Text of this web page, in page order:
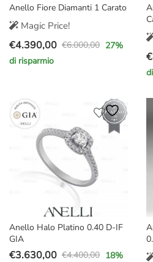
Anello Fiore Diamanti 1 Carato
Magic Price!
€6.000,00
Il
prezzo
era:
€6.000,00.
€4.390,00
Il
prezzo
€4.390,00.
27%
di risparmio
Il
€
Il
Anello Halo Platino 0.40 D-IF
GIA
€4.400,00
€3.630,00 18%